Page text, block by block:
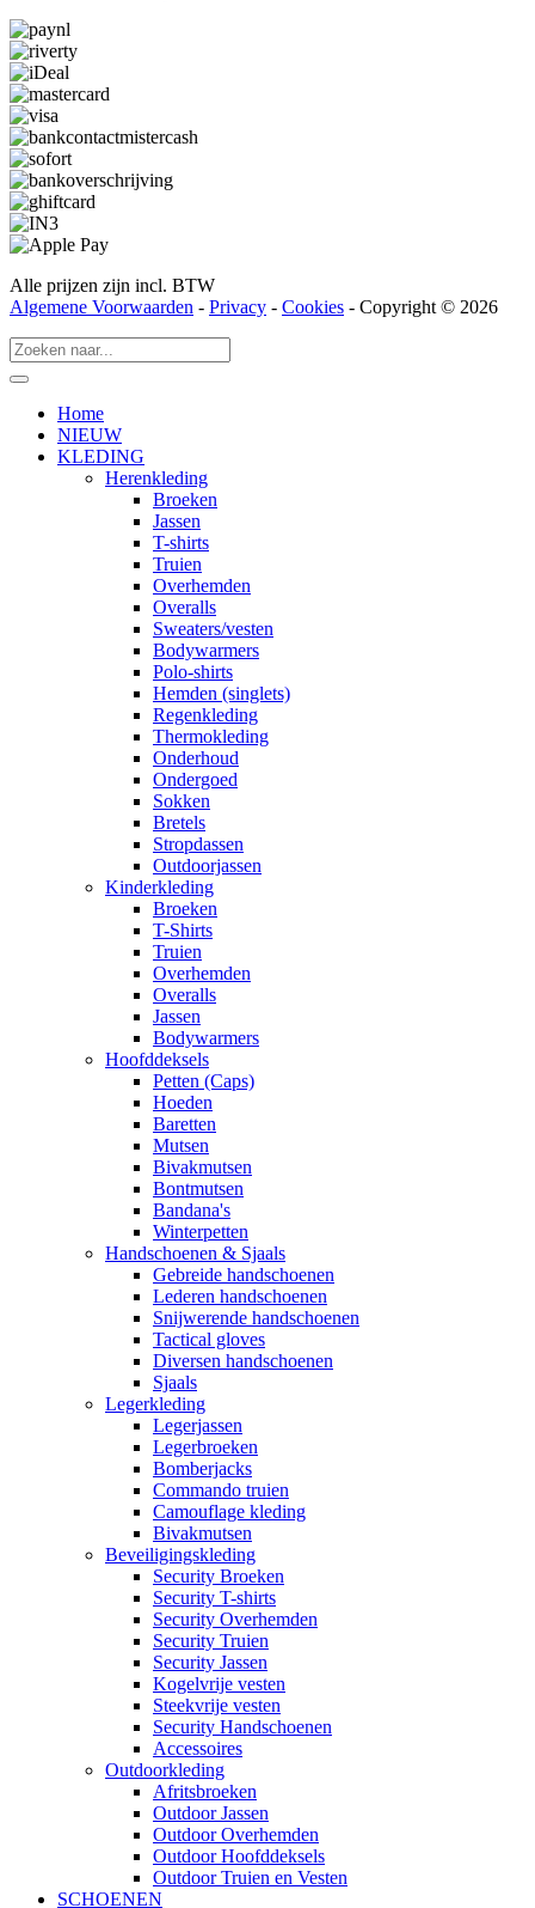
Alle prijzen zijn incl. BTW
Algemene Voorwaarden - Privacy - Cookies - Copyright © 2026
Home
NIEUW
KLEDING
Herenkleding
Broeken
Jassen
T-shirts
Truien
Overhemden
Overalls
Sweaters/vesten
Bodywarmers
Polo-shirts
Hemden (singlets)
Regenkleding
Thermokleding
Onderhoud
Ondergoed
Sokken
Bretels
Stropdassen
Outdoorjassen
Kinderkleding
Broeken
T-Shirts
Truien
Overhemden
Overalls
Jassen
Bodywarmers
Hoofddeksels
Petten (Caps)
Hoeden
Baretten
Mutsen
Bivakmutsen
Bontmutsen
Bandana's
Winterpetten
Handschoenen & Sjaals
Gebreide handschoenen
Lederen handschoenen
Snijwerende handschoenen
Tactical gloves
Diversen handschoenen
Sjaals
Legerkleding
Legerjassen
Legerbroeken
Bomberjacks
Commando truien
Camouflage kleding
Bivakmutsen
Beveiligingskleding
Security Broeken
Security T-shirts
Security Overhemden
Security Truien
Security Jassen
Kogelvrije vesten
Steekvrije vesten
Security Handschoenen
Accessoires
Outdoorkleding
Afritsbroeken
Outdoor Jassen
Outdoor Overhemden
Outdoor Hoofddeksels
Outdoor Truien en Vesten
SCHOENEN